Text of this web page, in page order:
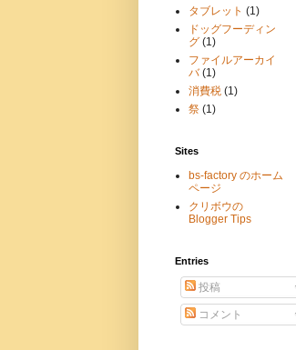
タブレット (1)
ドッグフーディン
グ (1)
ファイルアーカイ
バ (1)
消費税 (1)
祭 (1)
Sites
bs-factory のホーム
ページ
クリボウの
Blogger Tips
Entries
投稿
コメント